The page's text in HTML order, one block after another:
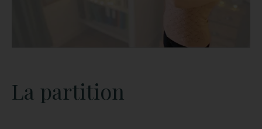
La partition